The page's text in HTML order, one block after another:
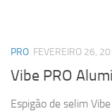
PRO FEVEREIRO 26,
Vibe PRO
Espigão de selim